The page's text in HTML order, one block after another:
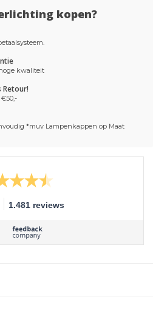
kopen?
kwaliteit
Retour!
*muv Lampenkappen op Maat
1.481 reviews